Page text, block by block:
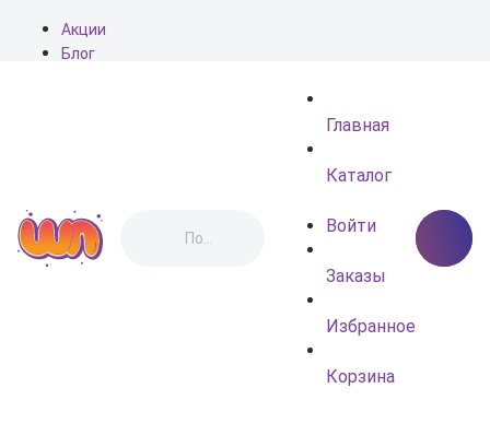
Акции
Блог
Главная
Каталог
Войти
Заказы
Избранное
Корзина